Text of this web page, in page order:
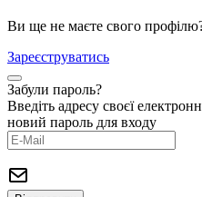
Ви ще не маєте свого
Зареєструватись
Забули пароль?
Введіть адресу своєї
новий пароль для входу